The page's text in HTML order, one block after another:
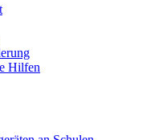
Hilfen